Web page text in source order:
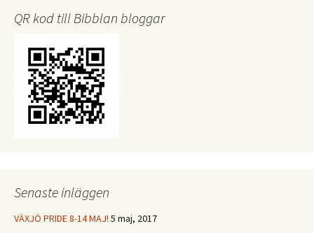
QR kod till Bibblan bloggar
Senaste inläggen
VÄXJÖ PRIDE 8-14 MAJ! 5 maj, 2017